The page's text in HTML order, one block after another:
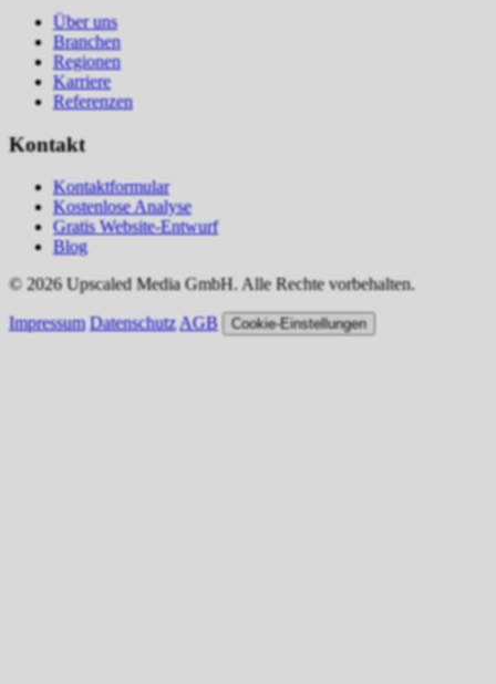
Über uns
Branchen
Regionen
Karriere
Referenzen
Kontakt
Kontaktformular
Kostenlose Analyse
Gratis Website-Entwurf
Blog
© 2026 Upscaled Media GmbH. Alle Rechte vorbehalten.
Impressum DatenschutzAGB Cookie-Einstellungen